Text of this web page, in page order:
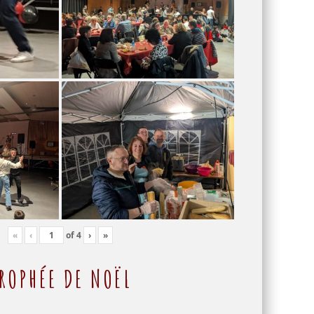
« ‹ of4 › »
DE NOËL